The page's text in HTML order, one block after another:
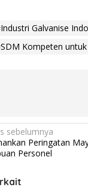
Galvanise
Kompeten
sebelumnya
Peringatan
Personel